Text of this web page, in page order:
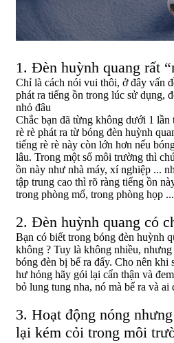
1. Đèn huỳnh quang rất
Chỉ là cách nói vui thôi, ở đây vấn
phát ra tiếng ồn trong lúc sử dụng,
nhỏ đâu
Chắc bạn đã từng không dưới 1
rè rè phát ra từ bóng đèn huỳnh
tiếng rè rè này còn lớn hơn nếu
lâu. Trong một số môi trường thì
ồn này như nhà máy, xí nghiệp ...
tập trung cao thì rõ ràng tiếng ồn
trong phòng mổ, trong phòng họp ...
2. Đèn huỳnh quang có
Bạn có biết trong bóng đèn huỳnh
không ? Tuy là không nhiều,
bóng đèn bị bể ra đấy. Cho nên khi
hư hỏng hãy gói lại cẩn thận và
bỏ lung tung nha, nó mà bể ra và
3. Hoạt động nóng
lại kém cỏi trong môi